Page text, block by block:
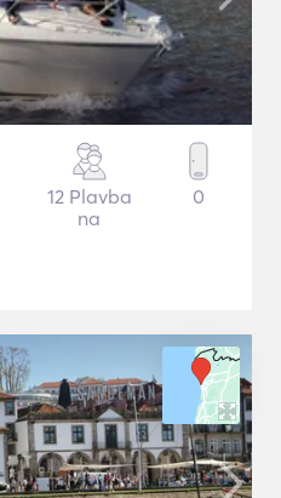
12 Plavba
na
0